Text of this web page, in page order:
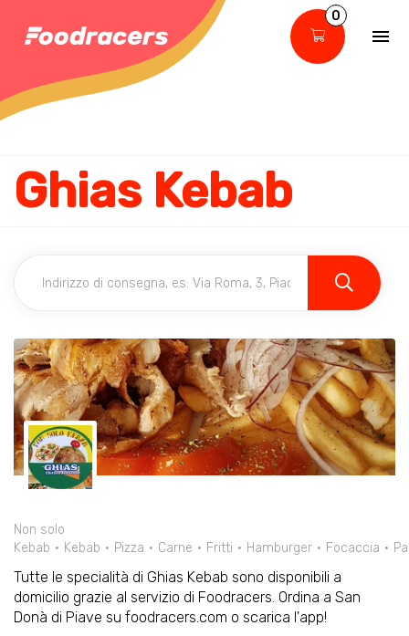
0
Ghias Kebab
Non solo
Kebab
Kebab Pizza Carne Fritti Hamburger Focaccia
Tutte le specialità di Ghias Kebab sono disponibili a
domicilio grazie al servizio di Foodracers. Ordina a San
Donà di Piave su foodracers.com o scarica l'app!